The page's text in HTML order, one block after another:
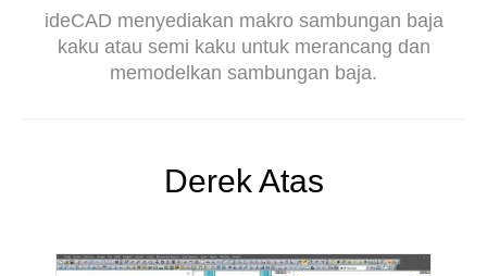
ideCAD menyediakan makro sambungan baja
kaku atau semi kaku untuk merancang dan
memodelkan sambungan baja.
Derek Atas